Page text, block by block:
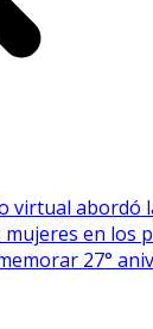
virtual abordó
mujeres en los
27°